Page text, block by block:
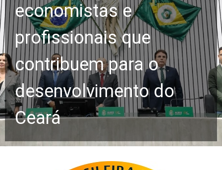
economistas e
profissionais que
contribuem para o
desenvolvimento do
Ceará